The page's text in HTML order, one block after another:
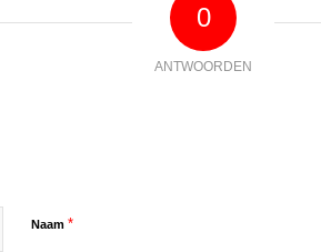
0
ANTWOORDEN
Naam *